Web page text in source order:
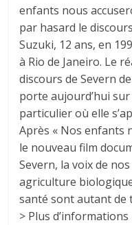
enfants nous
par hasard le
Suzuki, 12 ans, en
à Rio de Janeiro. Le
discours de Severn
porte aujourd’hui
particulier où elle
Après « Nos enfants
le nouveau film
Severn, la voix de
agriculture
santé sont autant de
> Plus d’informations